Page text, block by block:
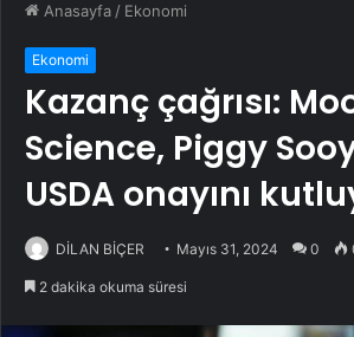
Anasayfa / Ekonomi
Ekonomi
Kazanç çağrısı:
Science, Piggy
USDA onayını
DİLAN BİÇER Mayıs 31, 2024 0
2 dakika okuma süresi